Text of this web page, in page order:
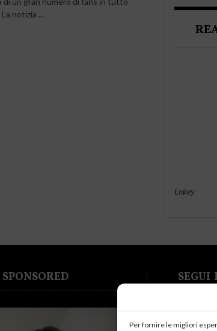
Per fornire le migliori
notizia ...
Enkey
SPONSORED SEGUI